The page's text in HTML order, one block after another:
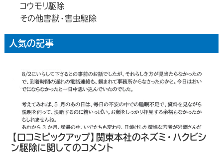
コウモリ駆除
その他害獣・害虫駆除
人気の記事
【口コミピックアップ】関東本社のネズミ・ハクビシ
ン駆除に関してのコメント